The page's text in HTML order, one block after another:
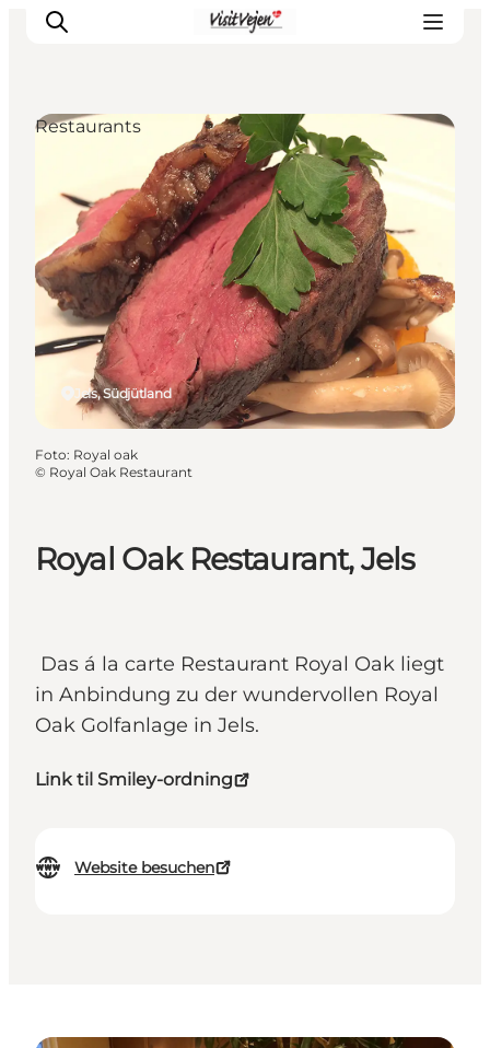
Restaurants
Schlafen
Nature
Städte
Events
Explore
Royal Oak Restaurant, Jels
Das á la carte Restaurant Royal Oak liegt
in Anbindung zu der wundervollen Royal
Oak Golfanlage in Jels.
Link til Smiley-ordning
Website besuchen
Jels, Südjütland
Restaurants
Foto: Royal oak
© Royal Oak Restaurant